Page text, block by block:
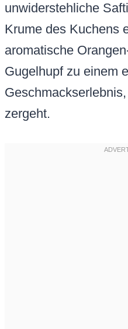
unwiderstehliche
Krume des Kuchens
aromatische
Gugelhupf zu einem
zergeht.